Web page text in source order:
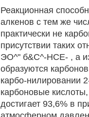
Реакционная
алкенов с тем же
практически не
присутствии таких
ЭО^" б&С^-НСЕ- , а
образуются
карбо-нилировании
карбоновые
достигает 93,6% в